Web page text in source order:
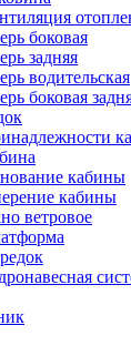
боковая
задняя
водительская
боковая
кабины
кабины
ветровое